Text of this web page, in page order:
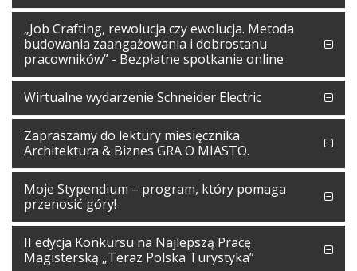
„Job Crafting, rewolucja czy ewolucja. Metoda
budowania zaangażowania i dobrostanu
pracowników” - Bezpłatne spotkanie online
Wirtualne wydarzenie Schneider Electric
Zapraszamy do lektury miesięcznika
Architektura & Biznes GRA O MIASTO.
Moje Stypendium – program, który pomaga
przenosić góry!
II edycja Konkursu na Najlepszą Pracę
Magisterską „Teraz Polska Turystyka”